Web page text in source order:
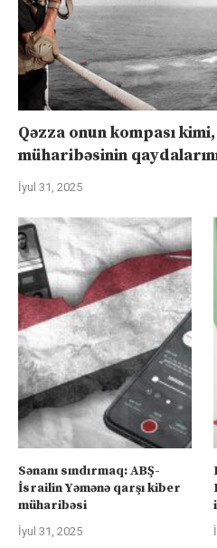
Qəzza onun kompası
müharibəsinin
İyul 31, 2025
Sənanı sındırmaq: ABŞ-
İsrailin Yəmənə qarşı kiber
müharibəsi
İyul 31, 2025